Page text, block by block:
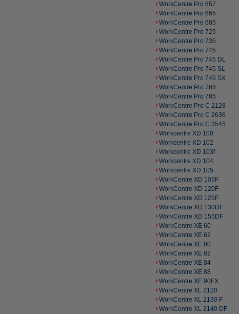
WorkCentre Pro 657
WorkCentre Pro 665
WorkCentre Pro 685
WorkCentre Pro 725
WorkCentre Pro 735
WorkCentre Pro 745
WorkCentre Pro 745 DL
WorkCentre Pro 745 SL
WorkCentre Pro 745 SX
WorkCentre Pro 765
WorkCentre Pro 785
WorkCentre Pro C 2128
WorkCentre Pro C 2636
WorkCentre Pro C 3545
Workcentre XD 100
Workcentre XD 102
Workcentre XD 103f
Workcentre XD 104
Workcentre XD 105
WorkCentre XD 105F
WorkCentre XD 120F
WorkCentre XD 125F
WorkCentre XD 130DF
WorkCentre XD 155DF
WorkCentre XE 60
WorkCentre XE 62
WorkCentre XE 80
WorkCentre XE 82
WorkCentre XE 84
WorkCentre XE 88
WorkCentre XE 90FX
WorkCentre XL 2120
WorkCentre XL 2130 F
WorkCentre XL 2140 DF